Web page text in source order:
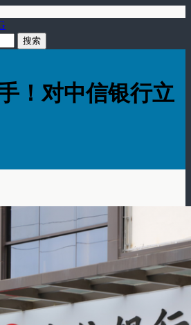
！对中信银行立